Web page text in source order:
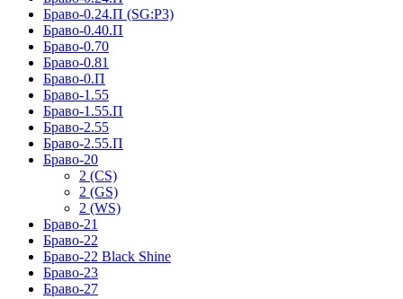
Браво-0.24.П (SG:P3)
Браво-0.40.П
Браво-0.70
Браво-0.81
Браво-0.П
Браво-1.55
Браво-1.55.П
Браво-2.55
Браво-2.55.П
Браво-20
2 (CS)
2 (GS)
2 (WS)
Браво-21
Браво-22
Браво-22 Black Shine
Браво-23
Браво-27